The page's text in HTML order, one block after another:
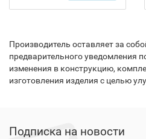
Производитель оставляет за
предварительного уведомления
изменения в конструкцию,
изготовления изделия с целью
Подписка на новости